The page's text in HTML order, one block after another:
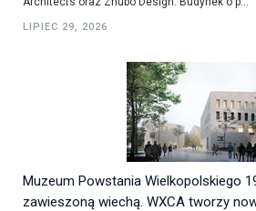
LIPIEC 29, 2026
Muzeum Powstania Wielkopolskiego
zawieszoną wiechą. WXCA tworzy